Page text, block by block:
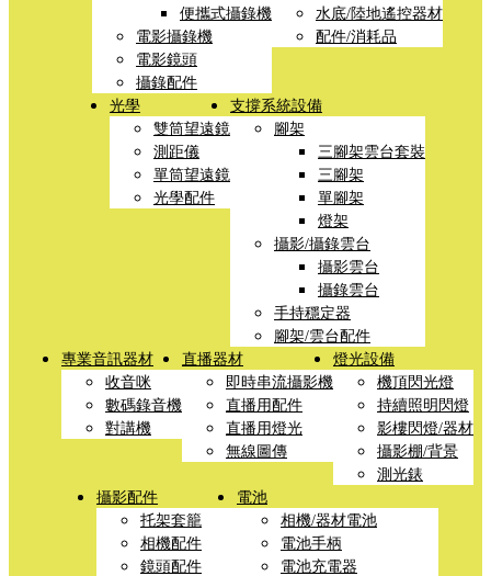
便攜式攝錄機
電影攝錄機
電影鏡頭
攝錄配件
水底/陸地遙控器材
配件/消耗品
光學
雙筒望遠鏡
測距儀
單筒望遠鏡
光學配件
支撐系統設備
腳架
三腳架雲台套裝
三腳架
單腳架
燈架
攝影/攝錄雲台
攝影雲台
攝錄雲台
手持穩定器
腳架/雲台配件
專業音訊器材
收音咪
數碼錄音機
對講機
直播器材
即時串流攝影機
直播用配件
直播用燈光
無線圖傳
燈光設備
機頂閃光燈
持續照明閃燈
影樓閃燈/器材
攝影棚/背景
測光錶
攝影配件
托架套籠
相機配件
鏡頭配件
電池
相機/器材電池
電池手柄
電池充電器